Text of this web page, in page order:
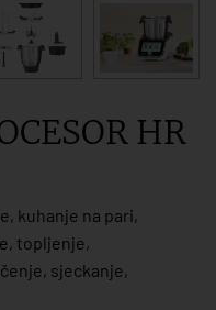
HR
kuhanje na pari,
topljenje,
sjeckanje,